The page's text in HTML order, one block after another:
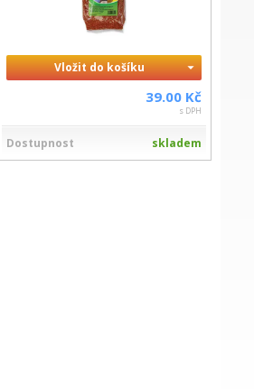
Vložit do košíku
39.00 Kč
s DPH
Dostupnost skladem